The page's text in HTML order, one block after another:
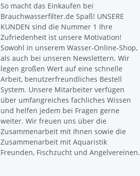
So macht das Einkaufen bei
Brauchwasserfilter.de Spaß! UNSERE
KUNDEN sind die Nummer 1 Ihre
Zufriedenheit ist unsere Motivation!
Sowohl in unserem Wasser-Online-Shop,
als auch bei unseren Newslettern. Wir
legen großen Wert auf eine schnelle
Arbeit, benutzerfreundliches Bestell
System. Unsere Mitarbeiter verfügen
über umfangreiches fachliches Wissen
und helfen jedem bei Fragen gerne
weiter. Wir freuen uns über die
Zusammenarbeit mit Ihnen sowie die
Zusammenarbeit mit Aquaristik
Freunden, Fischzucht und Angelvereinen.